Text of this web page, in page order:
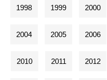
1998 1999 2000
2004 2005 2006
2010 2011 2012